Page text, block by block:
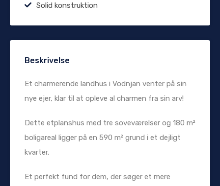
Solid konstruktion
Beskrivelse
Et charmerende landhus i Vodnjan venter på sin
nye ejer, klar til at opleve al charmen fra sin arv!
Dette etplanshus med tre soveværelser og 180 m²
boligareal ligger på en 590 m² grund i et dejligt
kvarter.
Et perfekt fund for dem, der søger et mere